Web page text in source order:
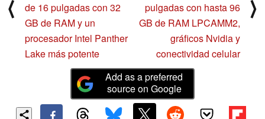
⟨
de 16 pulgadas con 32
GB de RAM y un
procesador Intel Panther
Lake más potente
pulgadas con hasta 96
GB de RAM LPCAMM2,
gráficos Nvidia y
conectividad celular
⟩
Add as a preferred
source on Google